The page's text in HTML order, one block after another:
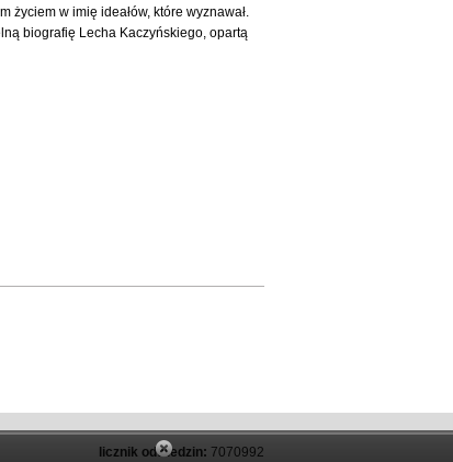
w imię ideałów, które wyznawał.
biografię Lecha Kaczyńskiego, opartą
licznik odwiedzin: 7070992